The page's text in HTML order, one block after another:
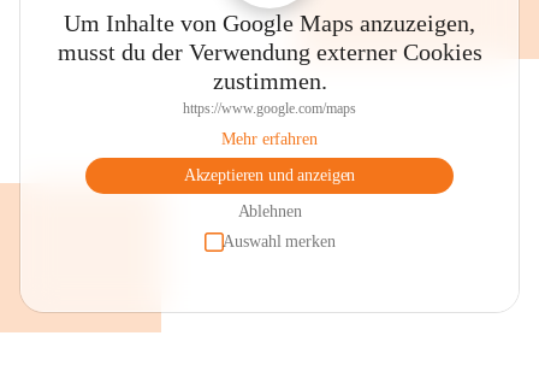
Um Inhalte von Google Maps anzuzeigen,
musst du der Verwendung externer Cookies
zustimmen.
https://www.google.com/maps
Mehr erfahren
Akzeptieren und anzeigen
Ablehnen
Auswahl merken